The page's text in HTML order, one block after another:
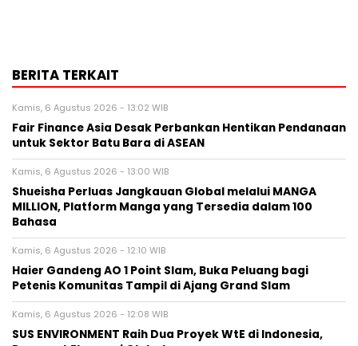
BERITA TERKAIT
Kamis, 6 Agustus 2026 - 13:02 WIB
Fair Finance Asia Desak Perbankan Hentikan Pendanaan
untuk Sektor Batu Bara di ASEAN
Kamis, 6 Agustus 2026 - 13:00 WIB
Shueisha Perluas Jangkauan Global melalui MANGA
MILLION, Platform Manga yang Tersedia dalam 100
Bahasa
Kamis, 6 Agustus 2026 - 12:10 WIB
Haier Gandeng AO 1 Point Slam, Buka Peluang bagi
Petenis Komunitas Tampil di Ajang Grand Slam
Kamis, 6 Agustus 2026 - 12:08 WIB
SUS ENVIRONMENT Raih Dua Proyek WtE di Indonesia,